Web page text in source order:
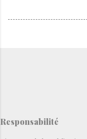
Responsabilité